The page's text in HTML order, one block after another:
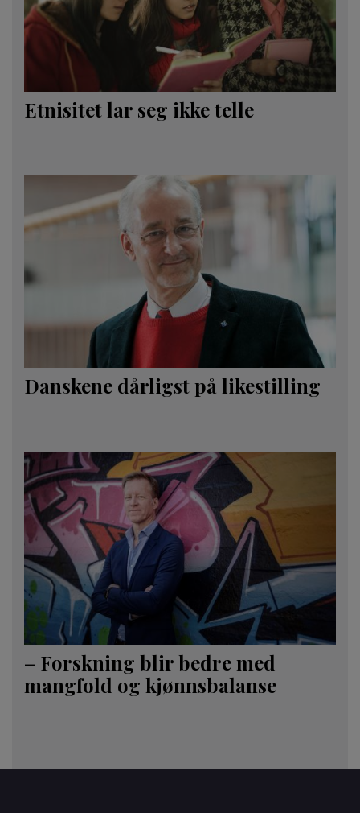
Etnisitet lar seg ikke telle
Danskene dårligst på likestilling
– Forskning blir bedre med
mangfold og kjønnsbalanse